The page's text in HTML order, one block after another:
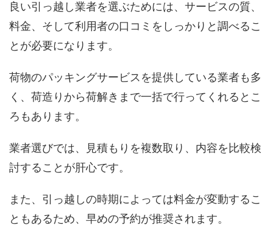
良い引っ越し業者を選ぶためには、サービスの質、
料金、そして利用者の口コミをしっかりと調べるこ
とが必要になります。
荷物のパッキングサービスを提供している業者も多
く、荷造りから荷解きまで一括で行ってくれるとこ
ろもあります。
業者選びでは、見積もりを複数取り、内容を比較検
討することが肝心です。
また、引っ越しの時期によっては料金が変動するこ
ともあるため、早めの予約が推奨されます。